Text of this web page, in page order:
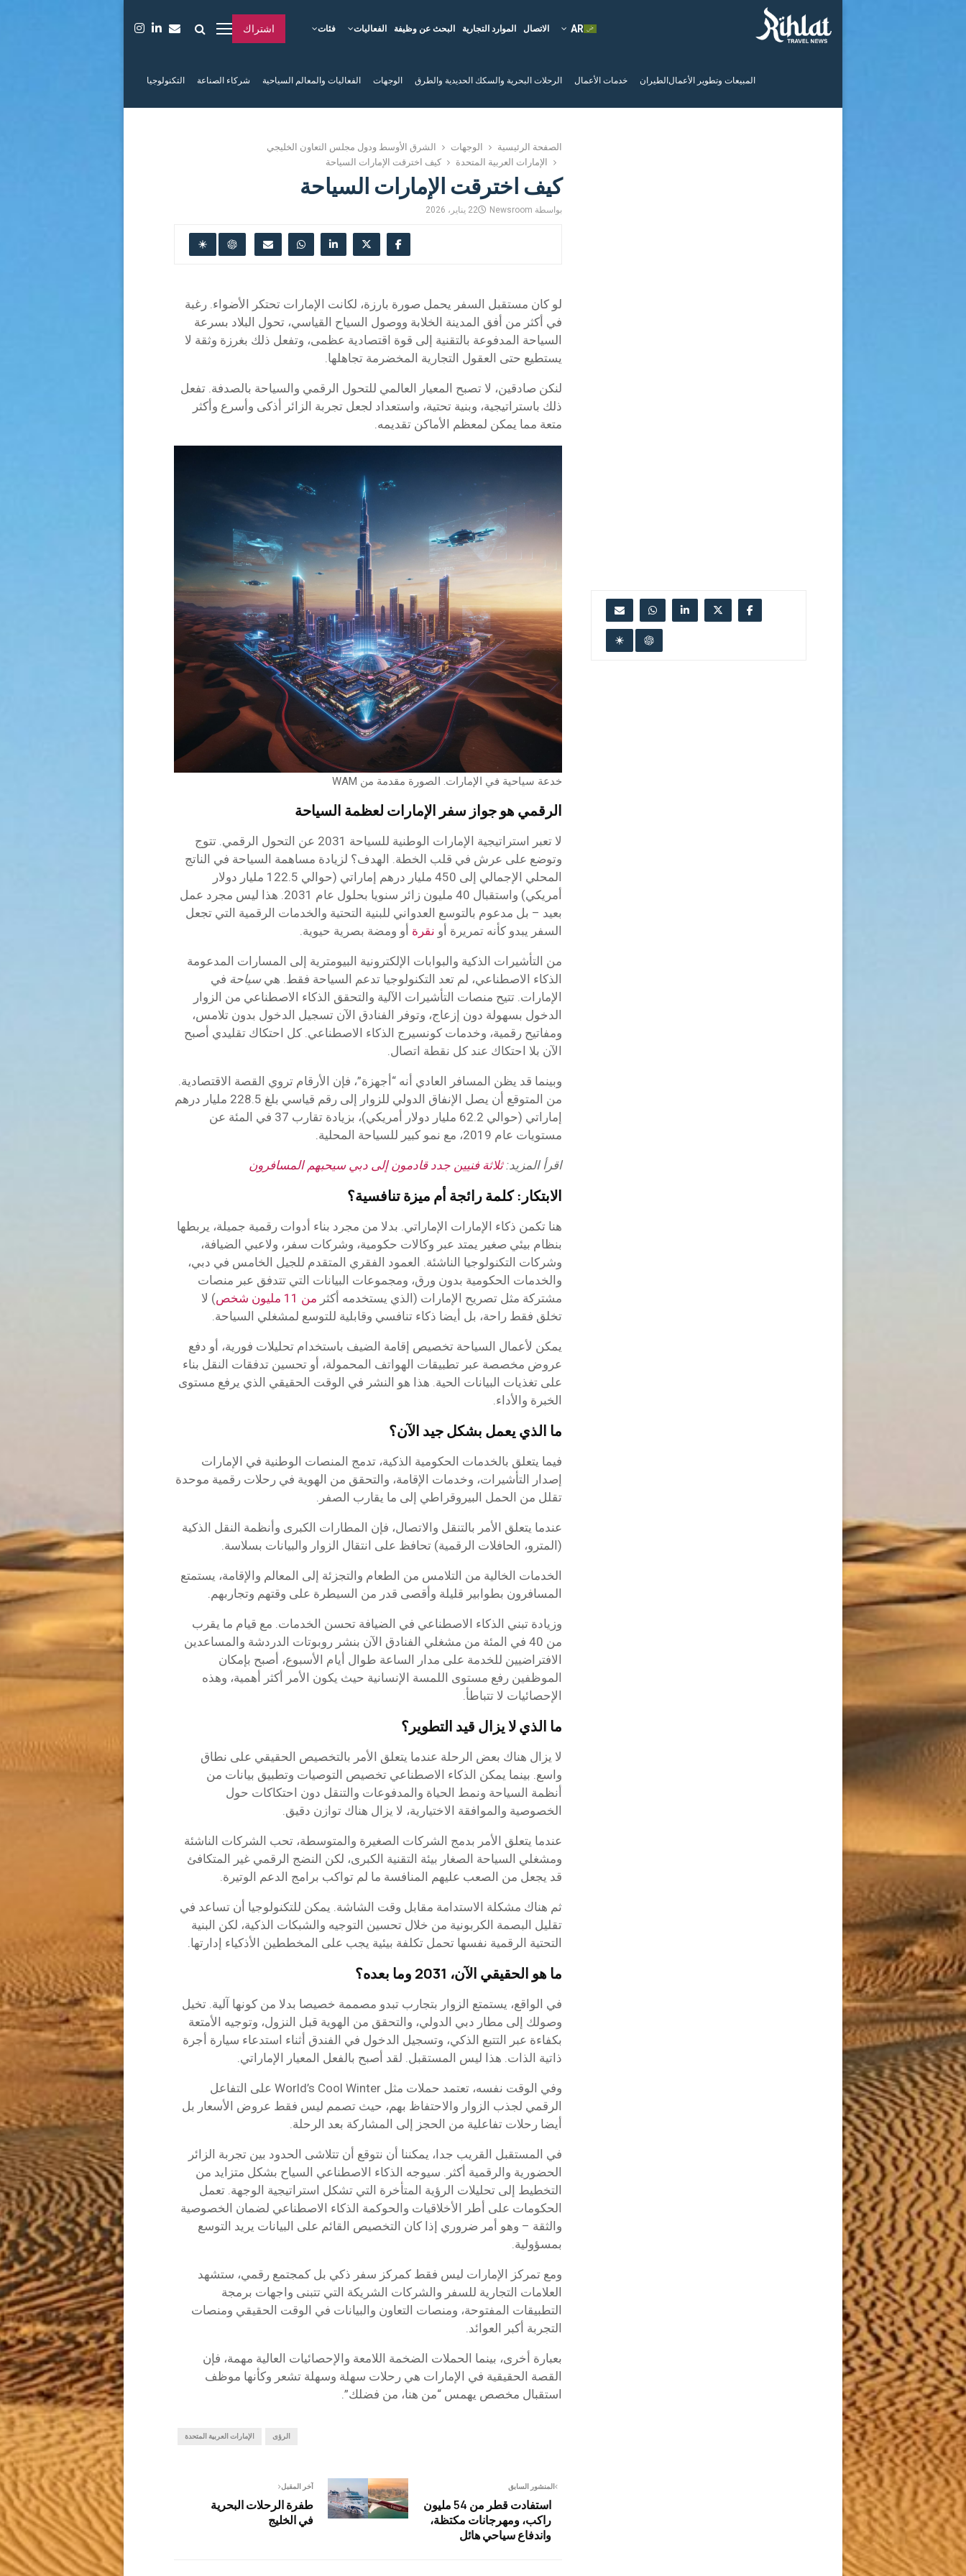
فئات الفعاليات البحث عن وظيفة الموارد التجارية الاتصال اشتراك
المبيعات وتطوير الأعمال الطيران خدمات الأعمال الرحلات البحرية والسكك الحديدية والطرق الوجهات الفعاليات والمعالم السياحية شركاء الصناعة التكنولوجيا
الصفحة الرئيسية الوجهات
الشرق الأوسط ودول مجلس التعاون الخليجي
الإمارات العربية المتحدة
كيف اخترقت الإمارات السياحة
كيف اخترقت الإمارات السياحة
بواسطة Newsroom 22 يناير، 2026
لو كان مستقبل السفر يحمل صورة بارزة، لكانت الإمارات تحتكر الأضواء. رغبة
في أكثر من أفق المدينة الخلابة ووصول السياح القياسي، تحول البلاد بسرعة
السياحة المدفوعة بالتقنية إلى قوة اقتصادية عظمى، وتفعل ذلك بغرزة وثقة لا
يستطيع حتى العقول التجارية المخضرمة تجاهلها.
لنكن صادقين، لا تصبح المعيار العالمي للتحول الرقمي والسياحة بالصدفة. تفعل
ذلك باستراتيجية، وبنية تحتية، واستعداد لجعل تجربة الزائر أذكى وأسرع وأكثر
متعة مما يمكن لمعظم الأماكن تقديمه.
خدعة سياحية في الإمارات. الصورة مقدمة من WAM
الرقمي هو جواز سفر الإمارات لعظمة السياحة
لا تعبر استراتيجية الإمارات الوطنية للسياحة 2031 عن التحول الرقمي. تتوج
وتوضع على عرش في قلب الخطة. الهدف؟ لزيادة مساهمة السياحة في الناتج
المحلي الإجمالي إلى 450 مليار درهم إماراتي (حوالي 122.5 مليار دولار
أمريكي) واستقبال 40 مليون زائر سنويا بحلول عام 2031. هذا ليس مجرد عمل
بعيد – بل مدعوم بالتوسع العدواني للبنية التحتية والخدمات الرقمية التي تجعل
السفر يبدو كأنه تمريرة أو نقرة أو ومضة بصرية حيوية.
من التأشيرات الذكية والبوابات الإلكترونية البيومترية إلى المسارات المدعومة
الذكاء الاصطناعي، لم تعد التكنولوجيا تدعم السياحة فقط. هيسياحة في
الإمارات. تتيح منصات التأشيرات الآلية والتحقق الذكاء الاصطناعي من الزوار
الدخول بسهولة دون إزعاج، وتوفر الفنادق الآن تسجيل الدخول بدون تلامس،
ومفاتيح رقمية، وخدمات كونسيرج الذكاء الاصطناعي. كل احتكاك تقليدي أصبح
الآن بلا احتكاك عند كل نقطة اتصال.
وبينما قد يظن المسافر العادي أنه “أجهزة”، فإن الأرقام تروي القصة الاقتصادية.
من المتوقع أن يصل الإنفاق الدولي للزوار إلى رقم قياسي بلغ 228.5 مليار درهم
إماراتي (حوالي 62.2 مليار دولار أمريكي)، بزيادة تقارب 37 في المئة عن
مستويات عام 2019، مع نمو كبير للسياحة المحلية.
اقرأ المزيد:ثلاثة فنيين جدد قادمون إلى دبي سيحبهم المسافرون
الابتكار: كلمة رائجة أم ميزة تنافسية؟
هنا تكمن ذكاء الإمارات الإماراتي. بدلا من مجرد بناء أدوات رقمية جميلة، يربطها
بنظام بيئي صغير يمتد عبر وكالات حكومية، وشركات سفر، ولاعبي الضيافة،
وشركات التكنولوجيا الناشئة. العمود الفقري المتقدم للجيل الخامس في دبي،
والخدمات الحكومية بدون ورق، ومجموعات البيانات التي تتدفق عبر منصات
مشتركة مثل تصريح الإمارات (الذي يستخدمه أكثر من 11 مليون شخص
) لا
تخلق فقط راحة، بل أيضا ذكاء تنافسي وقابلية للتوسع لمشغلي السياحة.
يمكن لأعمال السياحة تخصيص إقامة الضيف باستخدام تحليلات فورية، أو دفع
عروض مخصصة عبر تطبيقات الهواتف المحمولة، أو تحسين تدفقات النقل بناء
على تغذيات البيانات الحية. هذا هو النشر في الوقت الحقيقي الذي يرفع مستوى
الخبرة والأداء.
ما الذي يعمل بشكل جيد الآن؟
فيما يتعلق بالخدمات الحكومية الذكية، تدمج المنصات الوطنية في الإمارات
إصدار التأشيرات، وخدمات الإقامة، والتحقق من الهوية في رحلات رقمية موحدة
تقلل من الحمل البيروقراطي إلى ما يقارب الصفر.
عندما يتعلق الأمر بالتنقل والاتصال، فإن المطارات الكبرى وأنظمة النقل الذكية
(المترو، الحافلات الرقمية) تحافظ على انتقال الزوار والبيانات بسلاسة.
الخدمات الخالية من التلامس من الطعام والتجزئة إلى المعالم والإقامة، يستمتع
المسافرون بطوابير قليلة وأقصى قدر من السيطرة على وقتهم وتجاربهم.
وزيادة تبني الذكاء الاصطناعي في الضيافة تحسن الخدمات. مع قيام ما يقرب
من 40 في المئة من مشغلي الفنادق الآن بنشر روبوتات الدردشة والمساعدين
الافتراضيين للخدمة على مدار الساعة طوال أيام الأسبوع، أصبح بإمكان
الموظفين رفع مستوى اللمسة الإنسانية حيث يكون الأمر أكثر أهمية، وهذه
الإحصائيات لا تتباطأ.
ما الذي لا يزال قيد التطوير؟
لا يزال هناك بعض الرحلة عندما يتعلق الأمر بالتخصيص الحقيقي على نطاق
واسع. بينما يمكن الذكاء الاصطناعي تخصيص التوصيات وتطبيق بيانات من
أنظمة السياحة ونمط الحياة والمدفوعات والتنقل دون احتكاكات حول
الخصوصية والموافقة الاختيارية، لا يزال هناك توازن دقيق.
عندما يتعلق الأمر بدمج الشركات الصغيرة والمتوسطة، تحب الشركات الناشئة
ومشغلي السياحة الصغار بيئة التقنية الكبرى، لكن النضج الرقمي غير المتكافئ
قد يجعل من الصعب عليهم المنافسة ما لم تواكب برامج الدعم الوتيرة.
ثم هناك مشكلة الاستدامة مقابل وقت الشاشة. يمكن للتكنولوجيا أن تساعد في
تقليل البصمة الكربونية من خلال تحسين التوجيه والشبكات الذكية، لكن البنية
التحتية الرقمية نفسها تحمل تكلفة بيئية يجب على المخططين الأذكياء إدارتها.
ما هو الحقيقي الآن، 2031 وما بعده؟
في الواقع، يستمتع الزوار بتجارب تبدو مصممة خصيصا بدلا من كونها آلية. تخيل
وصولك إلى مطار دبي الدولي، والتحقق من الهوية قبل النزول، وتوجيه الأمتعة
بكفاءة عبر التتبع الذكي، وتسجيل الدخول في الفندق أثناء استدعاء سيارة أجرة
ذاتية الذات. هذا ليس المستقبل. لقد أصبح بالفعل المعيار الإماراتي.
وفي الوقت نفسه، تعتمد حملات مثل World’s Cool Winter على التفاعل
الرقمي لجذب الزوار والاحتفاظ بهم، حيث تصمم ليس فقط عروض الأسعار بل
أيضا رحلات تفاعلية من الحجز إلى المشاركة بعد الرحلة.
في المستقبل القريب جدا، يمكننا أن نتوقع أن تتلاشى الحدود بين تجربة الزائر
الحضورية والرقمية أكثر. سيوجه الذكاء الاصطناعي السياح بشكل متزايد من
التخطيط إلى تحليلات الرؤية المتأخرة التي تشكل استراتيجية الوجهة. تعمل
الحكومات على أطر الأخلاقيات والحوكمة الذكاء الاصطناعي لضمان الخصوصية
والثقة – وهو أمر ضروري إذا كان التخصيص القائم على البيانات يريد التوسع
بمسؤولية.
ومع تمركز الإمارات ليس فقط كمركز سفر ذكي بل كمجتمع رقمي، ستشهد
العلامات التجارية للسفر والشركات الشريكة التي تتبنى واجهات برمجة
التطبيقات المفتوحة، ومنصات التعاون والبيانات في الوقت الحقيقي ومنصات
التجربة أكبر العوائد.
بعبارة أخرى، بينما الحملات الضخمة اللامعة والإحصائيات العالية مهمة، فإن
القصة الحقيقية في الإمارات هي رحلات سهلة وسهلة تشعر وكأنها موظف
استقبال مخصص يهمس “من هنا، من فضلك”.
الإمارات العربية المتحدة الرؤى
المنشور السابق
استفادت قطر من 54 مليون
راكب، ومهرجانات مكتظة،
واندفاع سياحي هائل
آخر المقبل
طفرة الرحلات البحرية
في الخليج